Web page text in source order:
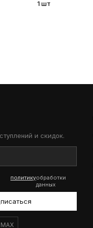
1 шт
и скидок.
политикуобработки
данных
MAX